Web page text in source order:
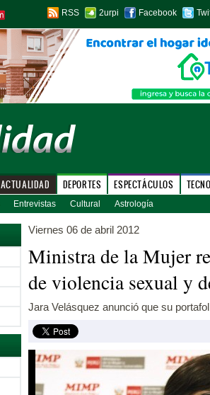
RSS 2urpi Facebook
ACTUALIDAD DEPORTES ESPECTÁCULOS
Entrevistas Cultural Astrología
Viernes 06 de abril 2012
Ministra de la Mujer
de violencia sexual y
Jara Velásquez anunció que su